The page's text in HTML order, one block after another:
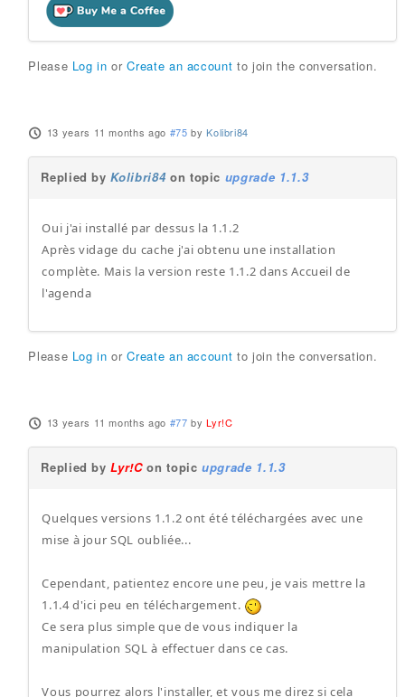
Please Log in orCreate an account to join the conversation.
13 years 11 months ago #75 byKolibri84
Replied byKolibri84on topic upgrade 1.1.3
Oui j'ai installé par dessus la 1.1.2
Après vidage du cache j'ai obtenu une installation
complète. Mais la version reste 1.1.2 dans Accueil de
l'agenda
Please Log in orCreate an account to join the conversation.
13 years 11 months ago #77 byLyr!C
Replied byLyr!Con topicupgrade 1.1.3
Quelques versions 1.1.2 ont été téléchargées avec une
mise à jour SQL oubliée...
Cependant, patientez encore une peu, je vais mettre la
1.1.4 d'ici peu en téléchargement.
Ce sera plus simple que de vous indiquer la
manipulation SQL à effectuer dans ce cas.
Vous pourrez alors l'installer, et vous me direz si cela